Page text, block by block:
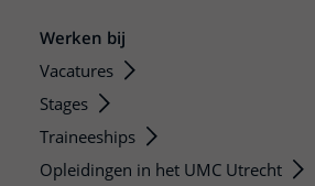
Werken bij
Vacatures
Stages
Traineeships
Opleidingen in het UMC Utrecht